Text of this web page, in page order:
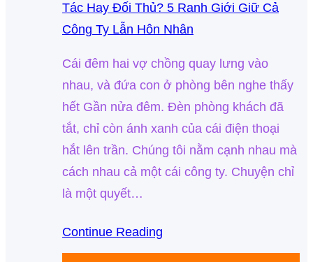
Cái đêm hai vợ chồng quay lưng vào
nhau, và đứa con ở phòng bên nghe thấy
hết Gần nửa đêm. Đèn phòng khách đã
tắt, chỉ còn ánh xanh của cái điện thoại
hắt lên trần. Chúng tôi nằm cạnh nhau mà
cách nhau cả một cái công ty. Chuyện chỉ
là một quyết…
Continue Reading